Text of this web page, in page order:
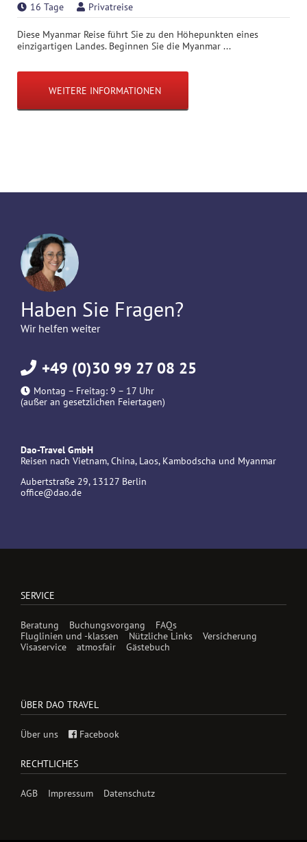
16 Tage Privatreise
Diese Myanmar Reise führt Sie zu den Höhepunkten eines
einzigartigen Landes. Beginnen Sie die Myanmar ...
WEITERE INFORMATIONEN
Haben Sie Fragen?
Wir helfen weiter
+49 (0)30 99 27 08 25
Montag – Freitag: 9 – 17 Uhr
(außer an gesetzlichen Feiertagen)
Dao-Travel GmbH
Reisen nach Vietnam, China, Laos, Kambodscha und Myanmar
Aubertstraße 29, 13127 Berlin
office@dao.de
SERVICE
Beratung Buchungsvorgang
FAQs
Fluglinien und -klassen
Nützliche Links
Versicherung
Visaservice
atmosfair Gästebuch
ÜBER DAO TRAVEL
Über uns Facebook
RECHTLICHES
AGB Impressum Datenschutz